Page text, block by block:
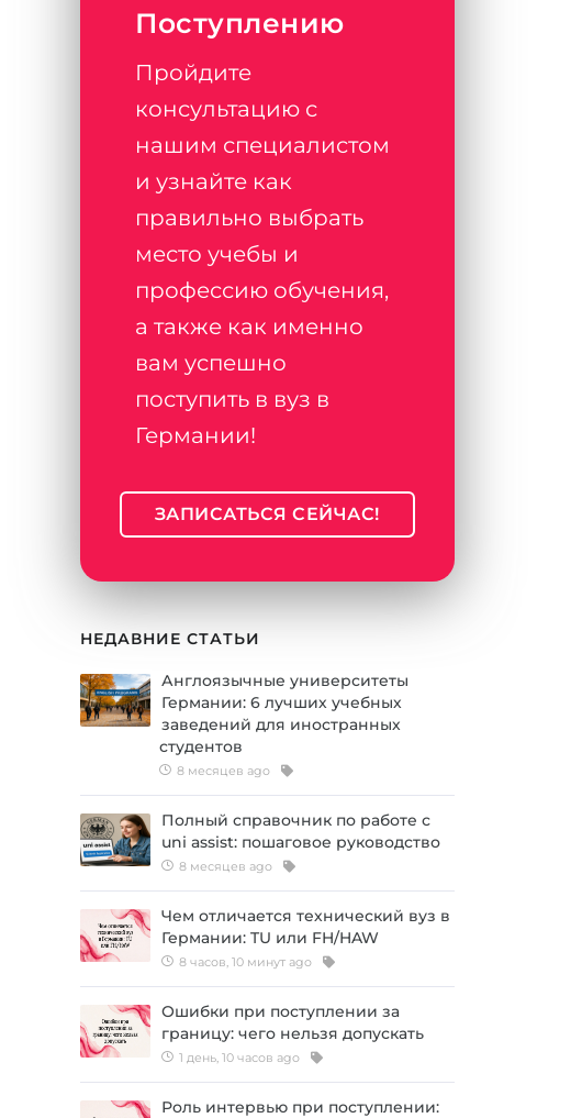
Поступлению
Пройдите
консультацию с
нашим специалистом
и узнайте как
правильно выбрать
место учебы и
профессию обучения,
а также как именно
вам успешно
поступить в вуз в
Германии!
ЗАПИСАТЬСЯ СЕЙЧАС!
НЕДАВНИЕ СТАТЬИ
Англоязычные университеты
Германии: 6 лучших учебных
заведений для иностранных
студентов
8 месяцев ago
Полный справочник по работе с
uni assist: пошаговое руководство
8 месяцев ago
Чем отличается технический вуз в
Германии: TU или FH/HAW
8 часов, 10 минут ago
Ошибки при поступлении за
границу: чего нельзя допускать
1 день, 10 часов ago
Роль интервью при поступлении: